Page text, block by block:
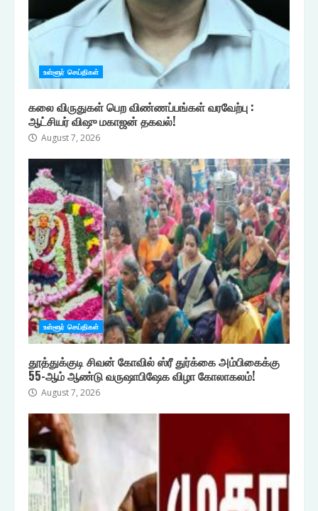
உள்ளூர் செய்திகள்
கலை விருதுகள் பெற விண்ணப்பங்கள் வரவேற்பு :
ஆட்சியர் விஷு மகாஜன் தகவல்!
August 7, 2026
உள்ளூர் செய்திகள்
தூத்துக்குடி சிவன் கோவில் ஸ்ரீ துர்க்கை அம்பிகைக்கு
55-ஆம் ஆண்டு வருஷாபிஷேக விழா கோலாகலம்!
August 7, 2026